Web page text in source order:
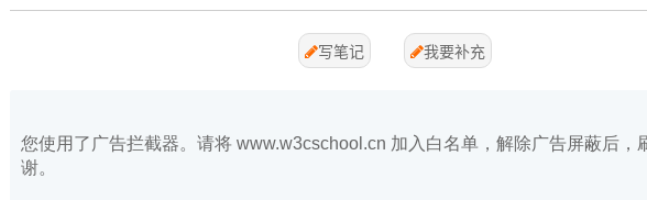
写笔记 我要补充
您使用了广告拦截器。请将 www.w3cschool.cn 加入白名单，解除广告屏蔽后，
谢。